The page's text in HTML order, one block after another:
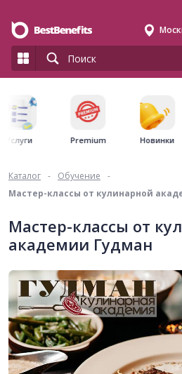
Услуги Premium Новинки
Каталог - Обучение
-
Мастер-классы от кулинарной
Мастер-классы от
академии Гудман